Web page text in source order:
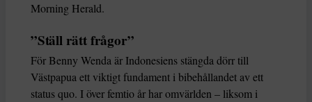
Morning Herald.
”Ställ rätt frågor”
För Benny Wenda är Indonesiens stängda dörr till
Västpapua ett viktigt fundament i bibehållandet av ett
status quo. I över femtio år har omvärlden – liksom i